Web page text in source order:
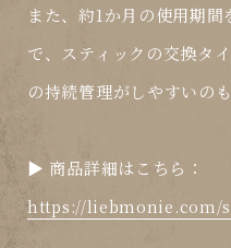
また、約1か月の使用期間
で、スティックの交換タ
の持続管理がしやすいのも
▶︎ 商品詳細はこちら：
https://liebmonie.com/